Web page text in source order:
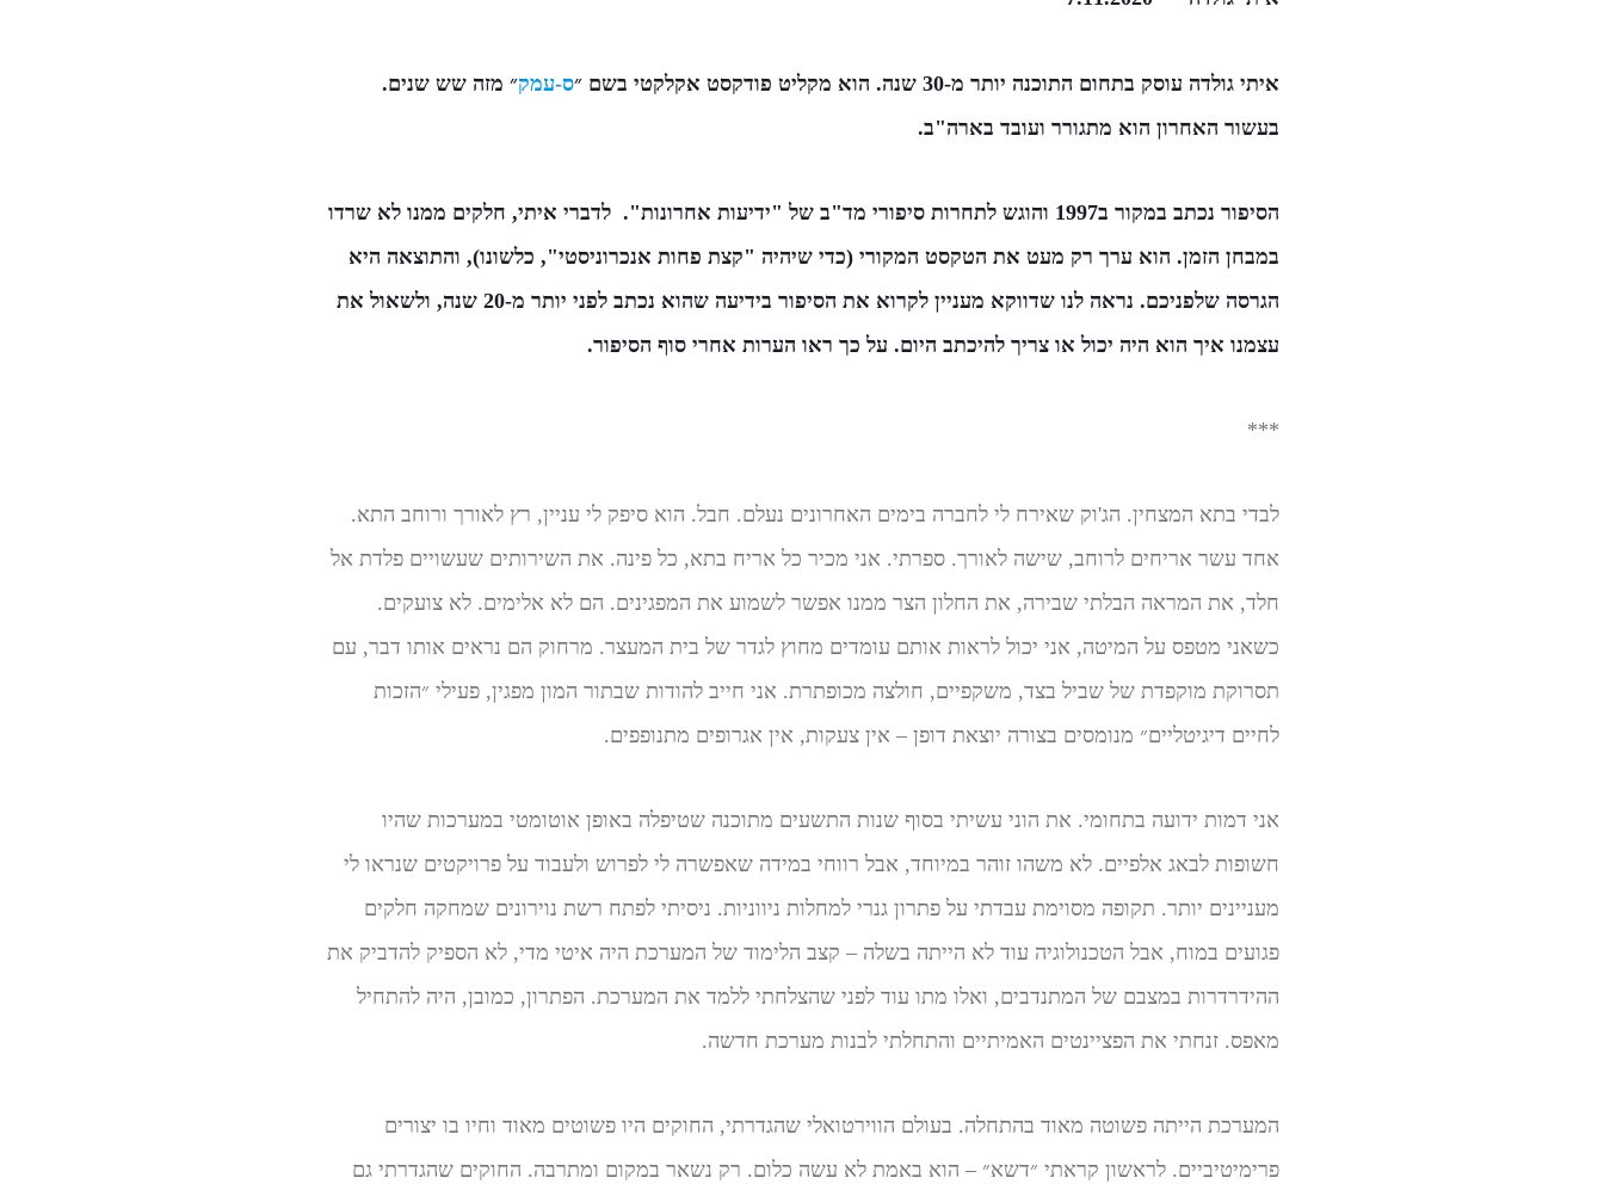
איתי גולדה עוסק בתחום התוכנה יותר מ-30 שנה. הוא מקליט פודקסט אקלקטי בשם ״ ס-עמק״ מזה שש שנים.
בעשור האחרון הוא מתגורר ועובד בארה"ב.
הסיפור נכתב במקור ב1997 והוגש לתחרות סיפורי מד"ב של "ידיעות אחרונות". לדברי איתי, חלקים ממנו לא שרדו
במבחן הזמן. הוא ערך רק מעט את הטקסט המקורי (כדי שיהיה "קצת פחות אנכרוניסטי", כלשונו), והתוצאה היא
הגרסה שלפניכם. נראה לנו שדווקא מעניין לקרוא את הסיפור בידיעה שהוא נכתב לפני יותר מ-20 שנה, ולשאול את
עצמנו איך הוא היה יכול או צריך להיכתב היום. על כך ראו הערות אחרי סוף הסיפור.
***
לבדי בתא המצחין. הג'וק שאירח לי לחברה בימים האחרונים נעלם. חבל. הוא סיפק לי עניין, רץ לאורך ורוחב התא.
אחד עשר אריחים לרוחב, שישה לאורך. ספרתי. אני מכיר כל אריח בתא, כל פינה. את השירותים שעשויים פלדת אל
חלד, את המראה הבלתי שבירה, את החלון הצר ממנו אפשר לשמוע את המפגינים. הם לא אלימים. לא צועקים.
כשאני מטפס על המיטה, אני יכול לראות אותם עומדים מחוץ לגדר של בית המעצר. מרחוק הם נראים אותו דבר, עם
תסרוקת מוקפדת של שביל בצד, משקפיים, חולצה מכופתרת. אני חייב להודות שבתור המון מפגין, פעילי ״הזכות
לחיים דיגיטליים״ מנומסים בצורה יוצאת דופן – אין צעקות, אין אגרופים מתנופפים.
אני דמות ידועה בתחומי. את הוני עשיתי בסוף שנות התשעים מתוכנה שטיפלה באופן אוטומטי במערכות שהיו
חשופות לבאג אלפיים. לא משהו זוהר במיוחד, אבל רווחי במידה שאפשרה לי לפרוש ולעבוד על פרויקטים שנראו לי
מעניינים יותר. תקופה מסוימת עבדתי על פתרון גנרי למחלות ניווניות. ניסיתי לפתח רשת נוירונים שמחקה חלקים
פגועים במוח, אבל הטכנולוגיה עוד לא הייתה בשלה – קצב הלימוד של המערכת היה איטי מדי, לא הספיק להדביק את
ההידרדרות במצבם של המתנדבים, ואלו מתו עוד לפני שהצלחתי ללמד את המערכת. הפתרון, כמובן, היה להתחיל
מאפס. זנחתי את הפציינטים האמיתיים והתחלתי לבנות מערכת חדשה.
המערכת הייתה פשוטה מאוד בהתחלה. בעולם הווירטואלי שהגדרתי, החוקים היו פשוטים מאוד וחיו בו יצורים
פרימיטיביים. לראשון קראתי ״דשא״ – הוא באמת לא עשה כלום. רק נשאר במקום ומתרבה. החוקים שהגדרתי גם